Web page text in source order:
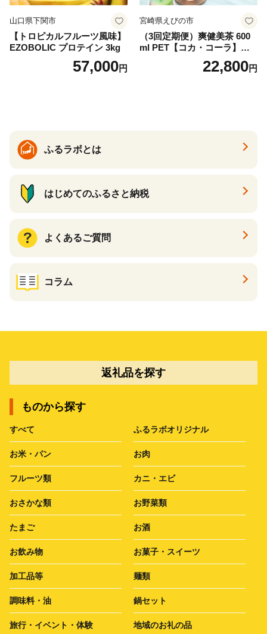
山口県下関市
【トロピカルフルーツ風味】
EZOBOLIC プロテイン 3kg
57,000円
宮崎県えびの市
（3回定期便）爽健美茶 600
ml PET【コカ・コーラ】ペ
ットボトル 1ケース(24本) 定
期便 3回(72本) セット お茶
22,800円
ふるラボとは
はじめてのふるさと納税
よくあるご質問
コラム
返礼品を探す
ものから探す
すべて ふるラボオリジナル
お米・パン お肉
フルーツ類 カニ・エビ
おさかな類 お野菜類
たまご お酒
お飲み物 お菓子・スイーツ
加工品等 麺類
調味料・油 鍋セット
旅行・イベント・体験 地域のお礼の品